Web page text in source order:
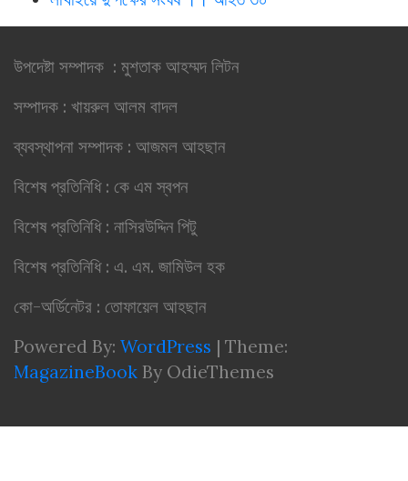
উপদেষ্টা সম্পাদক : মুশতাক আহম্মদ লিটন
সম্পাদক : খায়রুল আলম বাদল
ব্যবস্থাপনা সম্পাদক : আজমল আহছান
বিশেষ প্রতিনিধি : কে এম স্বপন
বিশেষ প্রতিনিধি : নাসিরউদ্দিন পিটু
বিশেষ প্রতিনিধি : এ. এম. জামিউল হক
কো-অর্ডিনেটর : তোফায়েল আহছান
Powered By: WordPress | Theme:
MagazineBook By OdieThemes